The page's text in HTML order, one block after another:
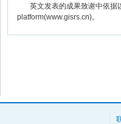
英文发表的成果致谢中依据
platform(www.gisrs.cn)。